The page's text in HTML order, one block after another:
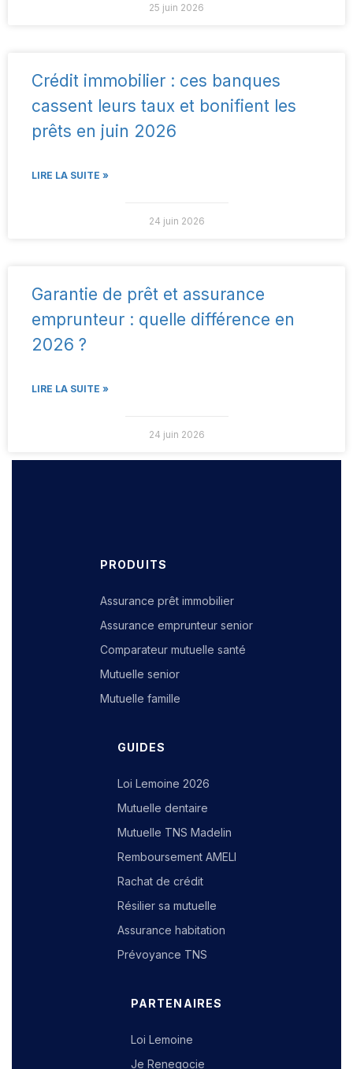
25 juin 2026
Crédit immobilier : ces banques
cassent leurs taux et bonifient les
prêts en juin 2026
LIRE LA SUITE »
24 juin 2026
Garantie de prêt et assurance
emprunteur : quelle différence en
2026 ?
LIRE LA SUITE »
24 juin 2026
PRODUITS
Assurance prêt immobilier
Assurance emprunteur senior
Comparateur mutuelle santé
Mutuelle senior
Mutuelle famille
GUIDES
Loi Lemoine 2026
Mutuelle dentaire
Mutuelle TNS Madelin
Remboursement AMELI
Rachat de crédit
Résilier sa mutuelle
Assurance habitation
Prévoyance TNS
PARTENAIRES
Loi Lemoine
Je Renegocie